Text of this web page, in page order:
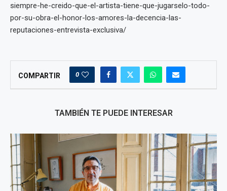
siempre-he-creido-que-el-artista-tiene-que-jugarselo-todo-
por-su-obra-el-honor-los-amores-la-decencia-las-
reputaciones-entrevista-exclusiva/
COMPARTIR 0
TAMBIÉN TE PUEDE INTERESAR